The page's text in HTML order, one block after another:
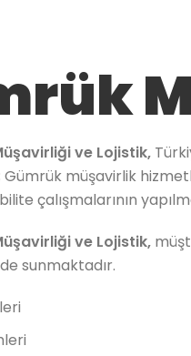
ve Lojistik,
müşavirlik
çalışmalarının
ve Lojistik,
sunmaktadır.